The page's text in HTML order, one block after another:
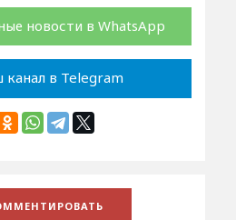
новости в WhatsApp
в Telegram